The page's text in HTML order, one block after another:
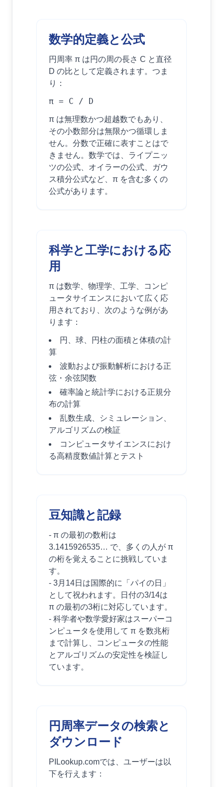
数学的定義と公式
円周率 π は円の周の長さ C と直径
D の比として定義されます。つま
り：
π = C / D
π は無理数かつ超越数でもあり、
その小数部分は無限かつ循環しま
せん。分数で正確に表すことはで
きません。数学では、ライプニッ
ツの公式、オイラーの公式、ガウ
ス積分公式など、π を含む多くの
公式があります。
科学と工学における応
用
π は数学、物理学、工学、コンピ
ュータサイエンスにおいて広く応
用されており、次のような例があ
ります：
円、球、円柱の面積と体積の計
算
波動および振動解析における正
弦・余弦関数
確率論と統計学における正規分
布の計算
乱数生成、シミュレーション、
アルゴリズムの検証
コンピュータサイエンスにおけ
る高精度数値計算とテスト
豆知識と記録
- π の最初の数桁は
3.1415926535… で、多くの人が π
の桁を覚えることに挑戦していま
す。
- 3月14日は国際的に「パイの日」
として祝われます。日付の3/14は
π の最初の3桁に対応しています。
- 科学者や数学愛好家はスーパーコ
ンピュータを使用して π を数兆桁
まで計算し、コンピュータの性能
とアルゴリズムの安定性を検証し
ています。
円周率データの検索と
ダウンロード
PILookup.comでは、ユーザーは以
下を行えます：